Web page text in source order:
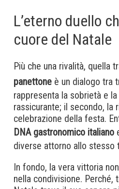
L’eterno duello
cuore del Natale
Più che una rivalità, quella
panettone è un dialogo tra
rappresenta la sobrietà e
rassicurante; il secondo, la
celebrazione della festa.
DNA gastronomico italiano
diverse attorno allo stesso
In fondo, la vera vittoria
nella condivisione. Perché,